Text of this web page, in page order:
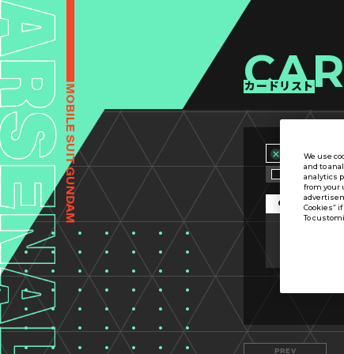
カードリスト
カード名称のみ
OPTION
PREV
We use
and to
analytics
from your
Cookies”
To